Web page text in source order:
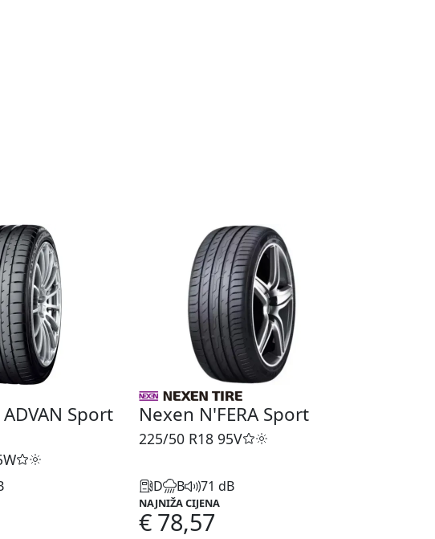
Sport
Nexen N'FERA Sport
225/50 R18 95V
D B 71 dB
NAJNIŽA CIJENA
€ 78,57